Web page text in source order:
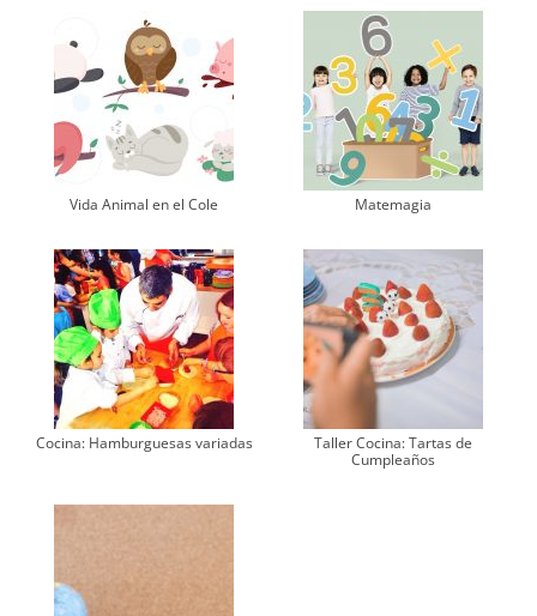
Vida Animal en el Cole Matemagia
Cocina: Hamburguesas variadas
Taller Cocina: Tartas de
Cumpleaños